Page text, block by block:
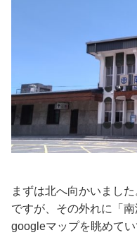
まずは北へ向かいまし
ですが、その外れに「
googleマップを眺めて